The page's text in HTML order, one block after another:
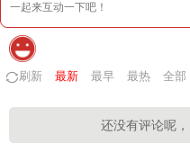
刷新 最新 最早 最热 全部
还没有评论呢